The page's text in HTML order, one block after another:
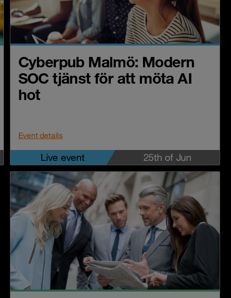
Cyberpub Malmö: Modern
SOC tjänst för att möta AI
hot
Event details
Live event 25th of Jun